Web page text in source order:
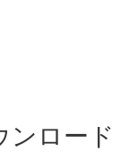
ンロード